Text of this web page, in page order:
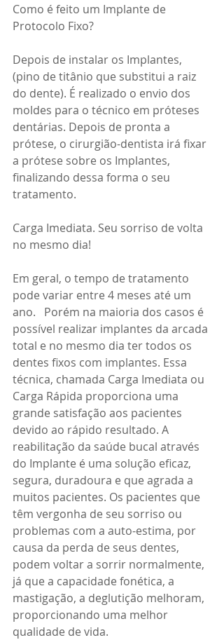
Como é feito um Implante de
Protocolo Fixo?
Depois de instalar os Implantes,
(pino de titânio que substitui a raiz
do dente). É realizado o envio dos
moldes para o técnico em próteses
dentárias. Depois de pronta a
prótese, o cirurgião-dentista irá fixar
a prótese sobre os Implantes,
finalizando dessa forma o seu
tratamento.
Carga Imediata. Seu sorriso de volta
no mesmo dia!
Em geral, o tempo de tratamento
pode variar entre 4 meses até um
ano.   Porém na maioria dos casos é
possível realizar implantes da arcada
total e no mesmo dia ter todos os
dentes fixos com implantes. Essa
técnica, chamada Carga Imediata ou
Carga Rápida proporciona uma
grande satisfação aos pacientes
devido ao rápido resultado. A
reabilitação da saúde bucal através
do Implante é uma solução eficaz,
segura, duradoura e que agrada a
muitos pacientes. Os pacientes que
têm vergonha de seu sorriso ou
problemas com a auto-estima, por
causa da perda de seus dentes,
podem voltar a sorrir normalmente,
já que a capacidade fonética, a
mastigação, a deglutição melhoram,
proporcionando uma melhor
qualidade de vida.